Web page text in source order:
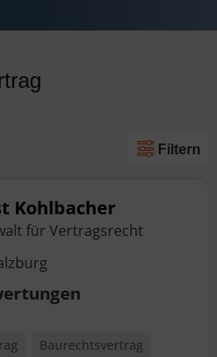
Filtern
Kohlbacher
für Vertragsrecht
Baurechtsvertrag